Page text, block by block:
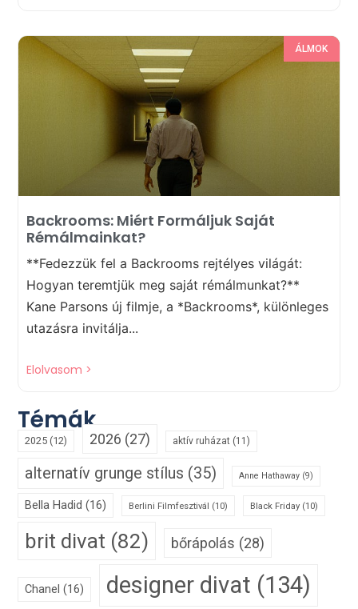
ÁLMOK
Backrooms: Miért Formáljuk Saját
Rémálmainkat?
**Fedezzük fel a Backrooms rejtélyes világát:
Hogyan teremtjük meg saját rémálmunkat?**
Kane Parsons új filmje, a *Backrooms*, különleges
utazásra invitálja...
Elolvasom >
Témák
2025 (12) 2026 (27) aktív ruházat (11)
alternatív grunge stílus (35) Anne Hathaway (9)
Bella Hadid (16) Berlini Filmfesztivál (10) Black Friday (10)
brit divat (82) bőrápolás (28)
Chanel (16) designer divat (134)